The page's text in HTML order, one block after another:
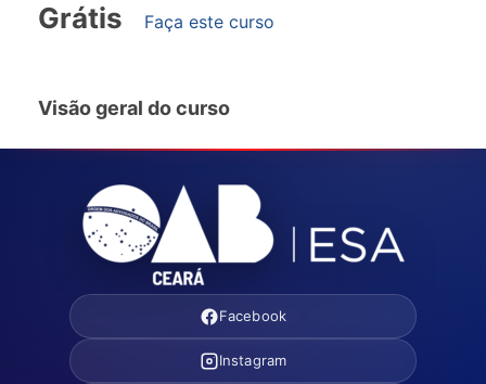
Grátis Faça este curso
Visão geral do curso
Facebook
Instagram